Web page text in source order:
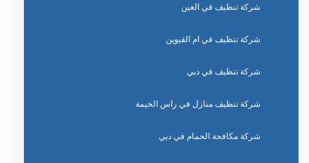
شركة تنظيف في العين
شركة تنظيف في ام القيوين
شركة تنظيف في دبي
شركة تنظيف منازل في راس الخيمة
شركة مكافحة الحمام في دبي